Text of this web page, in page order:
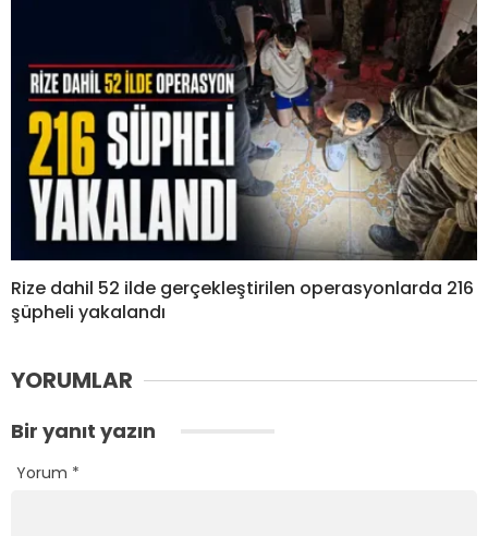
Rize dahil 52 ilde gerçekleştirilen operasyonlarda 216
şüpheli yakalandı
YORUMLAR
Bir yanıt yazın
Yorum *